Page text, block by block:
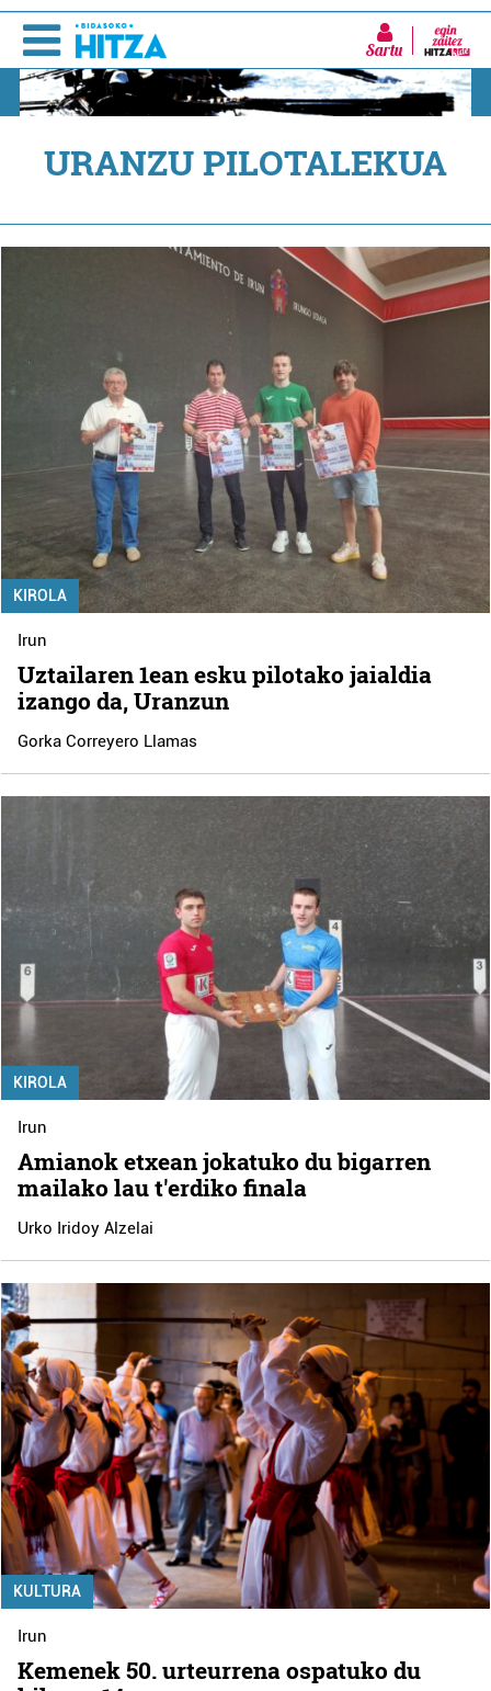
Sartu
URANZU PILOTALEKUA
KIROLA
Irun
Uztailaren 1ean esku pilotako jaialdia
izango da, Uranzun
Gorka Correyero Llamas
KIROLA
Irun
Amianok etxean jokatuko du bigarren
mailako lau t'erdiko finala
Urko Iridoy Alzelai
KULTURA
Irun
Kemenek 50. urteurrena ospatuko du